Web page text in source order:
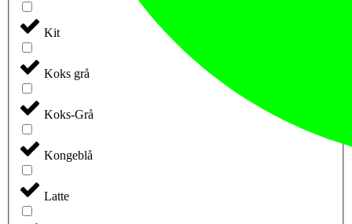
Kit
Koks grå
Koks-Grå
Kongeblå
Latte